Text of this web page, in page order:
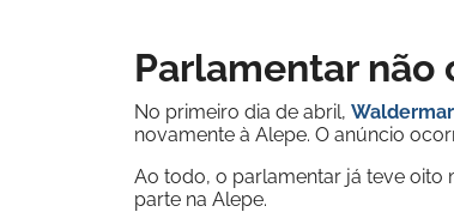
Parlamentar não
No primeiro dia de abril,
novamente à Alepe. O anúncio
Ao todo, o parlamentar já teve oito
parte na Alepe.